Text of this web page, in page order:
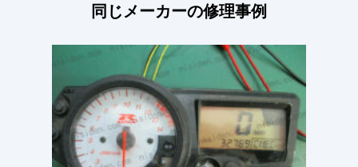
同じメーカーの修理事例